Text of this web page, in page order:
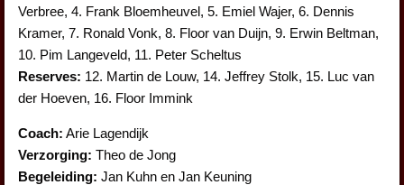
Verbree, 4. Frank Bloemheuvel, 5. Emiel Wajer, 6. Dennis
Kramer, 7. Ronald Vonk, 8. Floor van Duijn, 9. Erwin Beltman,
10. Pim Langeveld, 11. Peter Scheltus
Reserves: 12. Martin de Louw, 14. Jeffrey Stolk, 15. Luc van
der Hoeven, 16. Floor Immink
Coach: Arie Lagendijk
Verzorging: Theo de Jong
Begeleiding: Jan Kuhn en Jan Keuning